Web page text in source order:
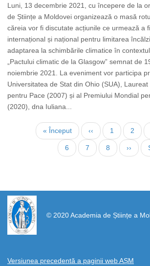
Luni, 13 decembrie 2021, cu începere de la
de Științe a Moldovei organizează o masă
căreia vor fi discutate acțiunile ce urmează a
internațional și național pentru limitarea
adaptarea la schimbările climatice în
„Pactului climatic de la Glasgow” semnat de
noiembrie 2021. La eveniment vor participa
Universitatea de Stat din Ohio (SUA),
pentru Pace (2007) și al Premiului Mondial
(2020), dna Iuliana...
Нумерация
страниц
Первая
страница
« Început ←
‹‹ Страница
1 2
Страница
6 Страница
7 Страница
8 ››
© 2020 Academia de Științe a
Versiunea precedentă a paginii web AȘM
https://propletenie.ru/